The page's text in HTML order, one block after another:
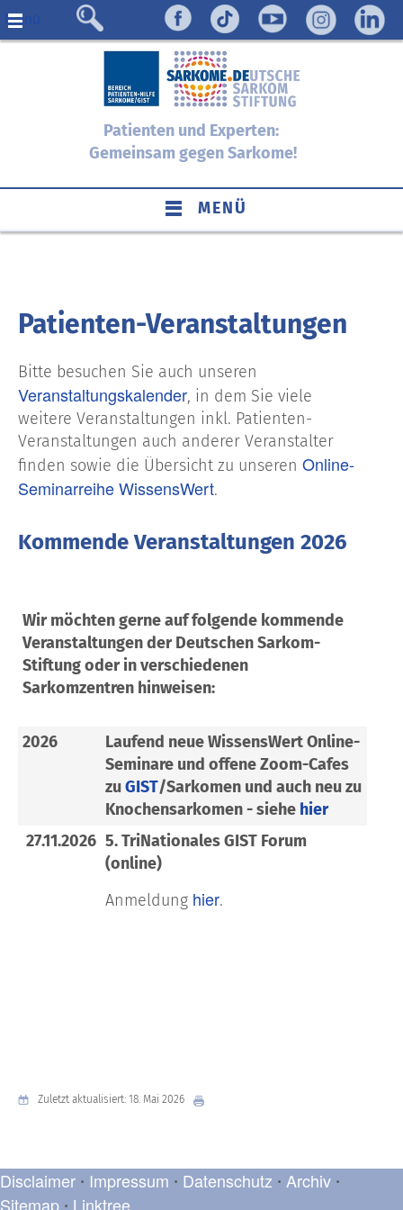
Menü
Patienten und Experten:
Gemeinsam gegen Sarkome!
MENÜ
Patienten-Veranstaltungen
Bitte besuchen Sie auch unseren
Veranstaltungskalender, in dem Sie viele
weitere Veranstaltungen inkl. Patienten-
Veranstaltungen auch anderer Veranstalter
finden sowie die Übersicht zu unseren Online-
Seminarreihe WissensWert.
Kommende Veranstaltungen 2026
Wir möchten gerne auf folgende kommende
Veranstaltungen der Deutschen Sarkom-
Stiftung oder in verschiedenen
Sarkomzentren hinweisen:
2026
Laufend neue WissensWert Online-
Seminare und offene Zoom-Cafes
zuGIST/Sarkomen und auch neu zu
Knochensarkomen - siehe hier
27.11.2026 5. TriNationales GIST Forum
(online)
Anmeldung hier.
Zuletzt aktualisiert: 18. Mai 2026
Disclaimer • Impressum • Datenschutz • Archiv •
Sitemap Linktree